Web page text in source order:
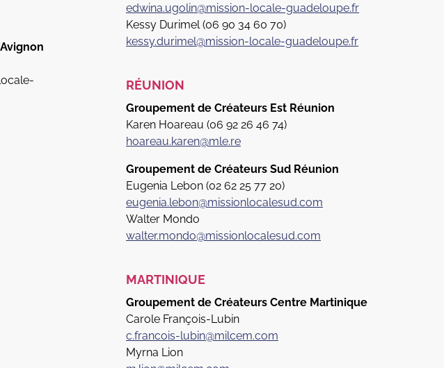
edwina.ugolin@mission-locale-guadeloupe.fr
Kessy Durimel (06 90 34 60 70)
kessy.durimel@mission-locale-guadeloupe.fr
RÉUNION
Groupement de Créateurs Est Réunion
Karen Hoareau (06 92 26 46 74)
hoareau.karen@mle.re
Groupement de Créateurs Sud Réunion
Eugenia Lebon (02 62 25 77 20)
eugenia.lebon@missionlocalesud.com
Walter Mondo
walter.mondo@missionlocalesud.com
MARTINIQUE
Groupement de Créateurs Centre Martinique
Carole François-Lubin
c.francois-lubin@milcem.com
Myrna Lion